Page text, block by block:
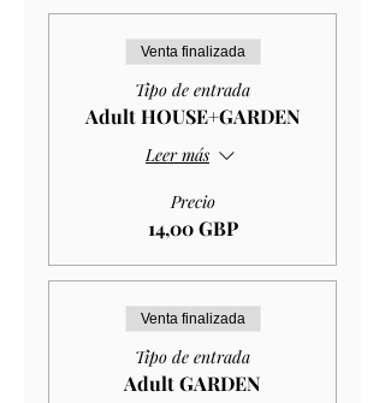
Venta finalizada
Tipo de entrada
Adult HOUSE+GARDEN
Leer más
Precio
14,00 GBP
Venta finalizada
Tipo de entrada
Adult GARDEN